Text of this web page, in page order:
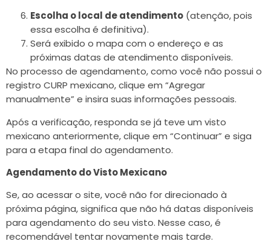
Escolha o local de atendimento (atenção, pois
essa escolha é definitiva).
Será exibido o mapa com o endereço e as
próximas datas de atendimento disponíveis.
No processo de agendamento, como você não possui o
registro CURP mexicano, clique em “Agregar
manualmente” e insira suas informações pessoais.
Após a verificação, responda se já teve um visto
mexicano anteriormente, clique em “Continuar” e siga
para a etapa final do agendamento.
Agendamento do Visto Mexicano
Se, ao acessar o site, você não for direcionado à
próxima página, significa que não há datas disponíveis
para agendamento do seu visto. Nesse caso, é
recomendável tentar novamente mais tarde.